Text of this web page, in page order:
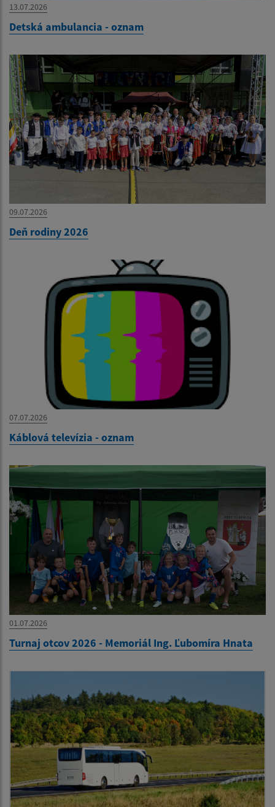
13.07.2026
Detská ambulancia - oznam
09.07.2026
Deň rodiny 2026
07.07.2026
Káblová televízia - oznam
01.07.2026
Turnaj otcov 2026 - Memoriál Ing. Ľubomíra Hnata